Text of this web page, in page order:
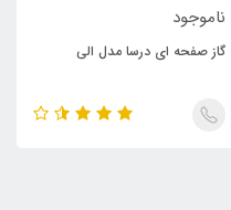
ناموجود
گاز صفحه ای درسا مدل الی